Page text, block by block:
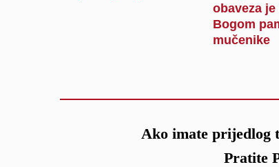
obaveza je
Bogom
mučenike
Ako imate prijedlog
Pratite